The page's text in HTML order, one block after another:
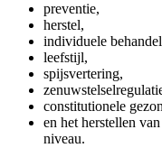
preventie,
herstel,
individuele
leefstijl,
spijsvertering,
constitutionele
en het herstellen
niveau.